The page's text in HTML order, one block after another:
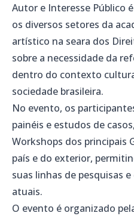
Autor e Interesse Público
os diversos setores da
artístico na seara dos
sobre a necessidade da
dentro do contexto
sociedade brasileira.
No evento, os
painéis e estudos de
Workshops dos principais
país e do exterior,
suas linhas de pesquisas
atuais.
O evento é organizado